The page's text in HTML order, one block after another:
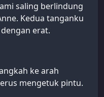
saling berlindung
Kedua tanganku
erat.
ke arah
mengetuk pintu.